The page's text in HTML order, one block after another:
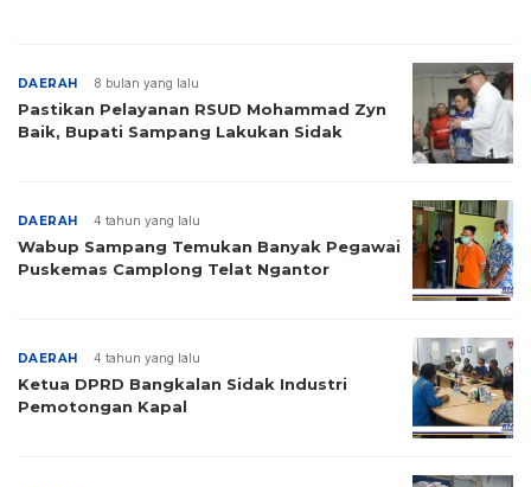
DAERAH 8 bulan yang lalu
Pastikan Pelayanan RSUD Mohammad Zyn
Baik, Bupati Sampang Lakukan Sidak
DAERAH 4 tahun yang lalu
Wabup Sampang Temukan Banyak Pegawai
Puskemas Camplong Telat Ngantor
DAERAH 4 tahun yang lalu
Ketua DPRD Bangkalan Sidak Industri
Pemotongan Kapal